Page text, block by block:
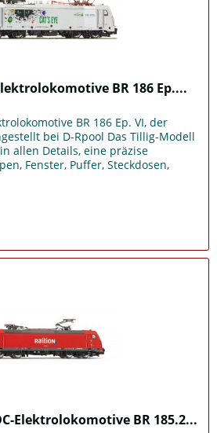
BR 186 Ep....
BR 186 Ep. VI, der
bei D-Rpool Das Tillig-Modell
allen Details, eine präzise
Fenster, Puffer, Steckdosen,
Elektrolokomotive BR 185.2...